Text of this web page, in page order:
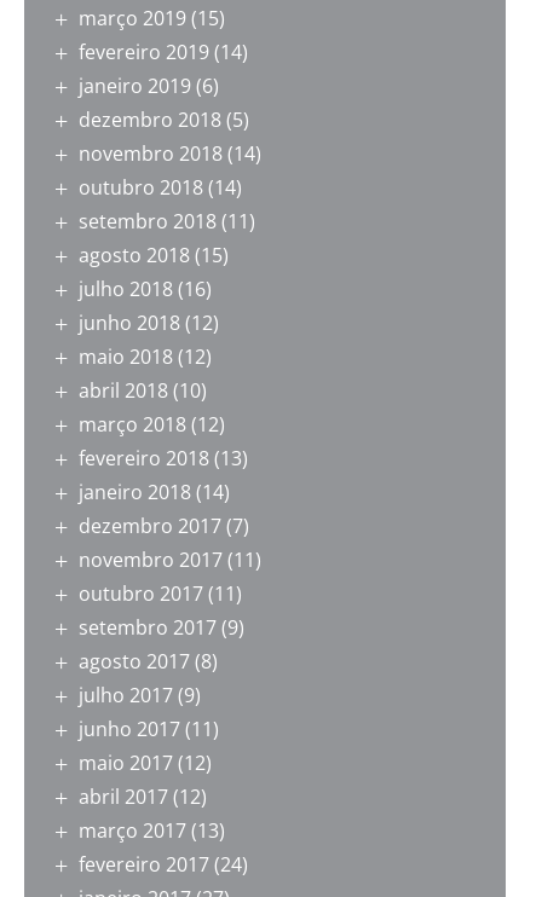
março 2019(15)
fevereiro 2019(14)
janeiro 2019(6)
dezembro 2018(5)
novembro 2018(14)
outubro 2018(14)
setembro 2018(11)
agosto 2018(15)
julho 2018(16)
junho 2018(12)
maio 2018(12)
abril 2018(10)
março 2018(12)
fevereiro 2018(13)
janeiro 2018(14)
dezembro 2017(7)
novembro 2017(11)
outubro 2017(11)
setembro 2017(9)
agosto 2017(8)
julho 2017(9)
junho 2017(11)
maio 2017(12)
abril 2017(12)
março 2017(13)
fevereiro 2017(24)